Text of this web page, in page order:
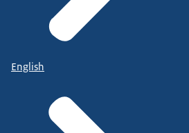
English